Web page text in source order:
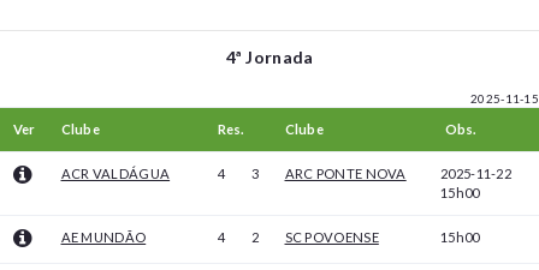
4ª Jornada
2025-11-15
Ver Clube Res. Clube Obs.
ACR VALDÁGUA 4 3 ARC PONTE NOVA
2025-11-22
15h00
AE MUNDÃO 4 2 SC POVOENSE 15h00